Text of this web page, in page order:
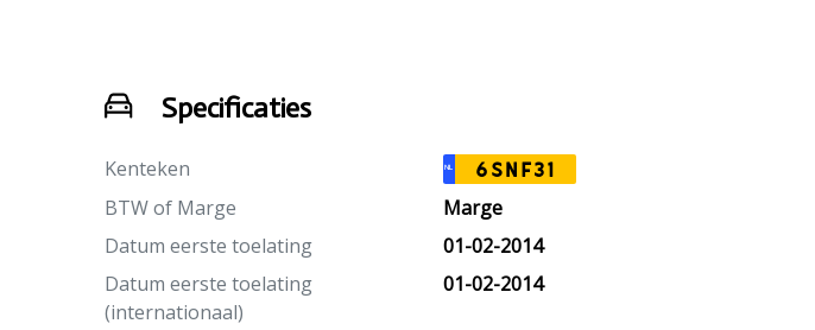
Specificaties
Kenteken NL 6SNF31
BTW of Marge
Marge
Datum eerste toelating
01-02-2014
Datum eerste toelating
(internationaal)
01-02-2014